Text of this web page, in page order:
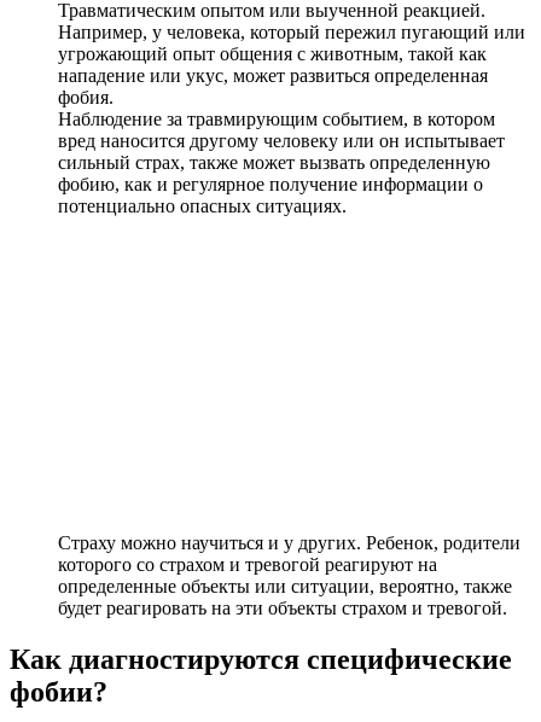
Травматическим опытом или выученной реакцией.
Например, у человека, который пережил пугающий или
угрожающий опыт общения с животным, такой как
нападение или укус, может развиться определенная
фобия.
Наблюдение за травмирующим событием, в котором
вред наносится другому человеку или он испытывает
сильный страх, также может вызвать определенную
фобию, как и регулярное получение информации о
потенциально опасных ситуациях.
Страху можно научиться и у других. Ребенок, родители
которого со страхом и тревогой реагируют на
определенные объекты или ситуации, вероятно, также
будет реагировать на эти объекты страхом и тревогой.
Как диагностируются специфические
фобии?